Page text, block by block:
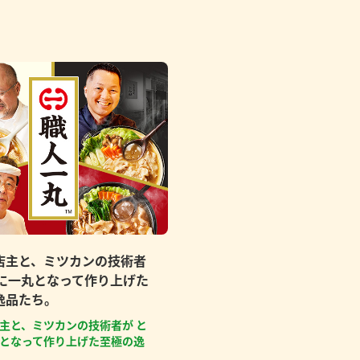
主と、ミツカンの技術者
一丸となって作り上げた
たち。
と、ミツカンの技術者が と
なって作り上げた至極の逸